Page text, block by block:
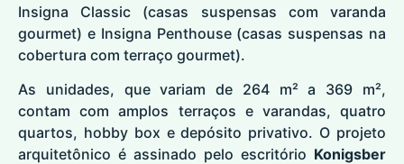
Insigna Classic (casas suspensas com varanda
gourmet) e Insigna Penthouse (casas suspensas na
cobertura com terraço gourmet).
As unidades, que variam de 264 m² a 369 m²,
contam com amplos terraços e varandas, quatro
quartos, hobby box e depósito privativo. O projeto
arquitetônico é assinado pelo escritório Konigsber